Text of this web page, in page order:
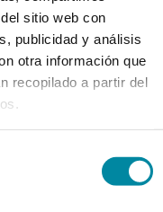
sitio web con
publicidad y análisis
otra información que
recopilado a partir del